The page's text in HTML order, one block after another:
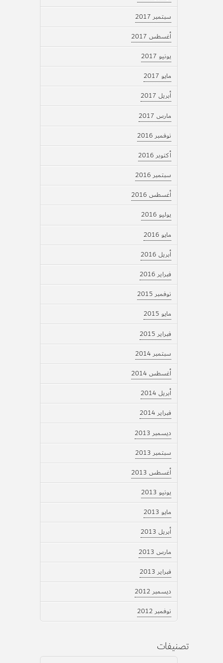
سبتمبر 2017
أغسطس 2017
يونيو 2017
مايو 2017
أبريل 2017
مارس 2017
نوفمبر 2016
أكتوبر 2016
سبتمبر 2016
أغسطس 2016
يوليو 2016
مايو 2016
أبريل 2016
فبراير 2016
نوفمبر 2015
مايو 2015
فبراير 2015
سبتمبر 2014
أغسطس 2014
أبريل 2014
فبراير 2014
ديسمبر 2013
سبتمبر 2013
أغسطس 2013
يونيو 2013
مايو 2013
أبريل 2013
مارس 2013
فبراير 2013
ديسمبر 2012
نوفمبر 2012
تصنيفات